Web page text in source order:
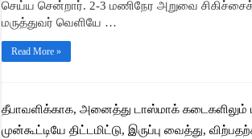
செய்ய சென்றார். 2-3 மணிநேர அறுவை
மருத்துவர் வெளியே …
Read More »
தீபாவளிக்காக, அனைத்து டாஸ்மாக்
முன்கூட்டியே திட்டமிட்டு, இருப்பு வைத்து,